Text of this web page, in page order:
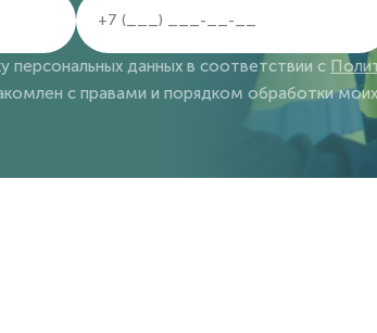
персональных данных в соответствии с
с правами и порядком обработки